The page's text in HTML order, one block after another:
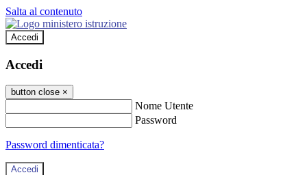
Salta al contenuto
Accedi
Accedi
button close ×
Nome Utente
Password
Password dimenticata?